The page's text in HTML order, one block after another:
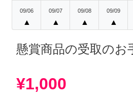
09/06
▲
09/07
▲
09/08
▲
09/09
▲
懸賞商品の受取のお
¥1,000